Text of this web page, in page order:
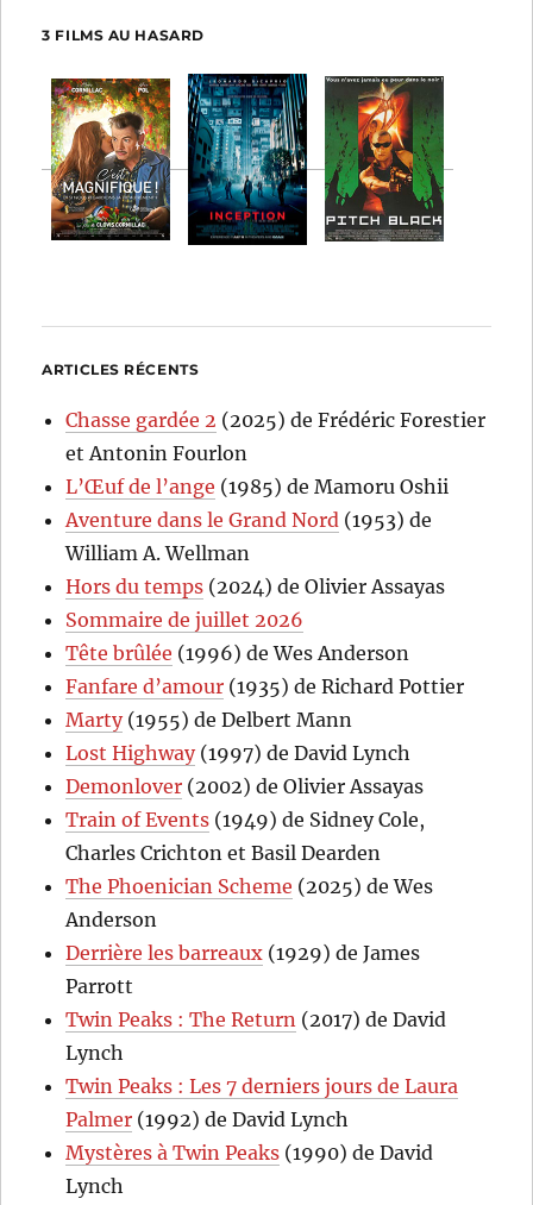
3 FILMS AU HASARD
ARTICLES RÉCENTS
Chasse gardée 2 (2025) de Frédéric Forestier
et Antonin Fourlon
L’Œuf de l’ange (1985) de Mamoru Oshii
Aventure dans le Grand Nord (1953) de
William A. Wellman
Hors du temps (2024) de Olivier Assayas
Sommaire de juillet 2026
Tête brûlée (1996) de Wes Anderson
Fanfare d’amour (1935) de Richard Pottier
Marty(1955) de Delbert Mann
Lost Highway(1997) de David Lynch
Demonlover (2002) de Olivier Assayas
Train of Events (1949) de Sidney Cole,
Charles Crichton et Basil Dearden
The Phoenician Scheme (2025) de Wes
Anderson
Derrière les barreaux (1929) de James
Parrott
Twin Peaks : The Return (2017) de David
Lynch
Twin Peaks : Les 7 derniers jours de Laura
Palmer (1992) de David Lynch
Mystères à Twin Peaks (1990) de David
Lynch